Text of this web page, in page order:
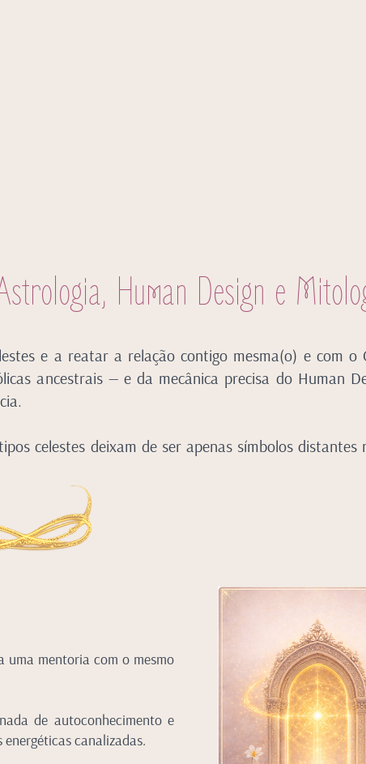
Human Design e
e a reatar a relação contigo mesma(o) e com o
ancestrais — e da mecânica precisa do Human
celestes deixam de ser apenas símbolos distantes
uma mentoria com o mesmo
de autoconhecimento e
canalizadas.